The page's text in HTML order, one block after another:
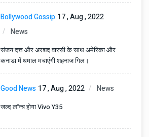
Bollywood Gossip 17 , Aug , 2022
News
संजय दत्त और अरशद वारसी के साथ अमेरिका और
कनाडा में धमाल मचाएंगी शहनाज गिल।
Good News 17 , Aug , 2022 News
जल्द लॉन्च होगा Vivo Y35